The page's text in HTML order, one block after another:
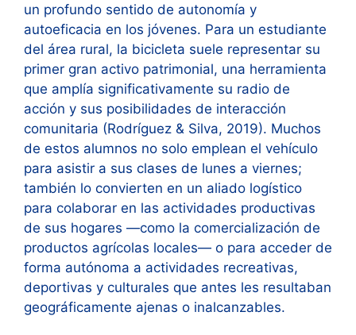
un profundo sentido de autonomía y
autoeficacia en los jóvenes. Para un estudiante
del área rural, la bicicleta suele representar su
primer gran activo patrimonial, una herramienta
que amplía significativamente su radio de
acción y sus posibilidades de interacción
comunitaria (Rodríguez & Silva, 2019). Muchos
de estos alumnos no solo emplean el vehículo
para asistir a sus clases de lunes a viernes;
también lo convierten en un aliado logístico
para colaborar en las actividades productivas
de sus hogares —como la comercialización de
productos agrícolas locales— o para acceder de
forma autónoma a actividades recreativas,
deportivas y culturales que antes les resultaban
geográficamente ajenas o inalcanzables.